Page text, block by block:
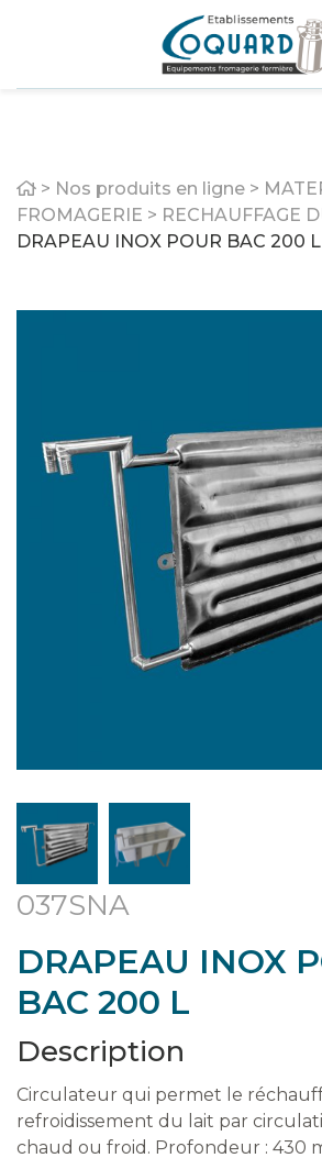
Home
> Nos produits en ligne >
FROMAGERIE > RECHAUFFAGE
DRAPEAU INOX POUR BAC 200 L
037SNA
DRAPEAU INOX
BAC 200 L
Description
Circulateur qui permet le
refroidissement du lait par
chaud ou froid. Profondeur : 430